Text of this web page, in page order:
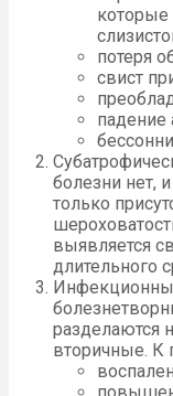
потеря
свист
падение
болезни нет,
только
выявляется
длительного
разделаются
вторичные. К